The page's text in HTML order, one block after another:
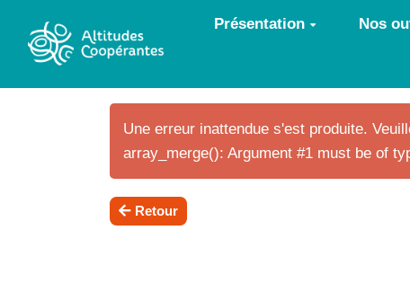
Aller au contenu principal Présentation Nos
Une erreur inattendue s'est produite.
array_merge(): Argument #1 must be of
Retour